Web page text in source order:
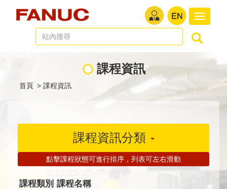
切
換
導
課程資訊
首頁 > 課程資訊
課程資訊分類
點擊課程狀態可進行排序，列表可左右滑動
課程類別 課程名稱